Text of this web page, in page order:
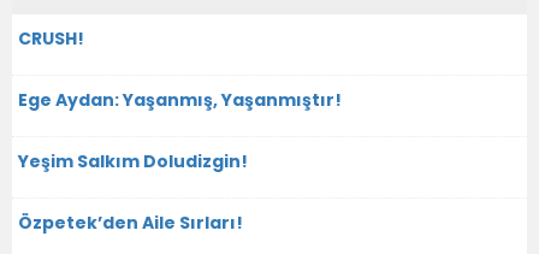
CRUSH!
Ege Aydan: Yaşanmış, Yaşanmıştır!
Yeşim Salkım Doludizgin!
Özpetek’den Aile Sırları!